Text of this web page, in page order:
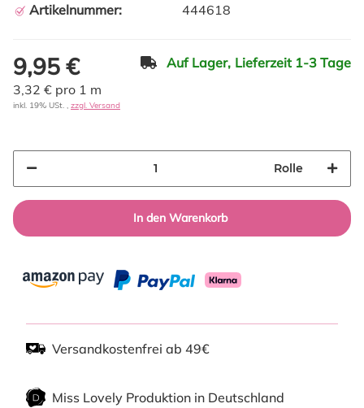
Artikelnummer:
444618
9,95 € Auf Lager, Lieferzeit 1-3 Tage
3,32 € pro 1 m
inkl. 19% USt. , zzgl. Versand
Rolle
In den Warenkorb
Versandkostenfrei ab 49€
Miss Lovely Produktion in Deutschland